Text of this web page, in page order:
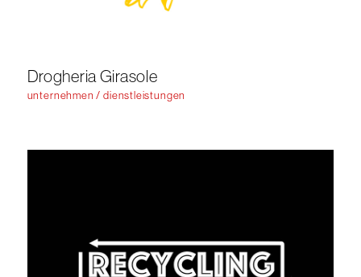
Drogheria Girasole
unternehmen / dienstleistungen